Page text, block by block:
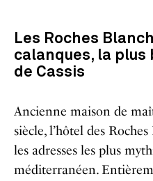
Les Roches
calanques, la plus
de Cassis
Ancienne maison de
siècle, l’hôtel des
les adresses les plus
méditerranéen.